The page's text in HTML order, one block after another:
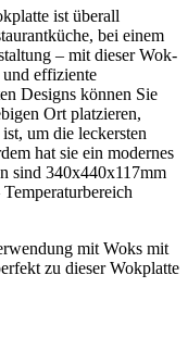
ist überall
bei einem
– mit dieser Wok-
und effiziente
Designs können Sie
Ort platzieren,
um die leckersten
hat sie ein modernes
sind 340x440x117mm
mit Woks mit
zu dieser Wokplatte